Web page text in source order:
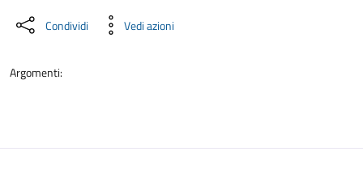
Condividi Vedi azioni
Argomenti: